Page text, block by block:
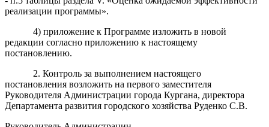
реализации программы».
4) приложениек Программе изложить в новой
редакции согласно приложению к настоящему
постановлению.
2. Контроль за выполнением настоящего
постановления возложить на первого заместителя
Руководителя Администрации города Кургана, директора
Департамента развития городского хозяйства Руденко С.В.